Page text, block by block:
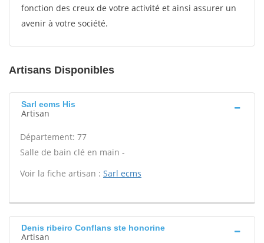
fonction des creux de votre activité et ainsi assurer un
avenir à votre société.
Artisans Disponibles
Sarl ecms His
Artisan
Département: 77
Salle de bain clé en main -
Voir la fiche artisan : Sarl ecms
Denis ribeiro Conflans ste honorine
Artisan